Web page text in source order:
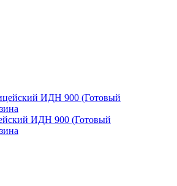
ИДН 900 (Готовый